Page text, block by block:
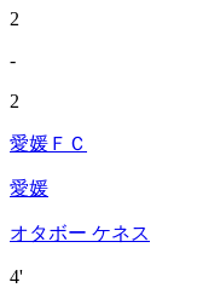
2
-
2
愛媛ＦＣ
愛媛
オタボー ケネス
4'